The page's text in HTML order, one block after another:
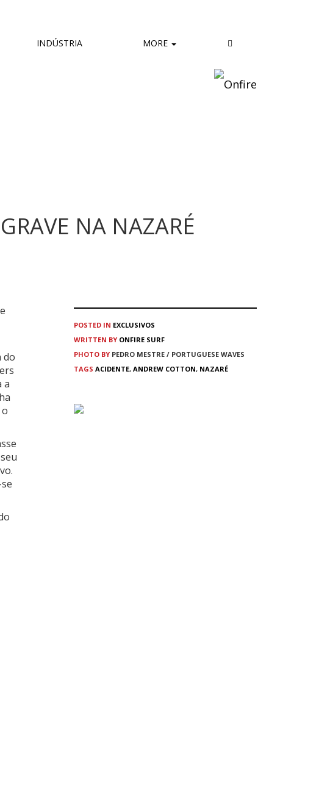
INDÚSTRIA MORE
NA NAZARÉ
do
a
POSTED IN EXCLUSIVOS
WRITTEN BY ONFIRE SURF
PHOTO BY PEDRO MESTRE / PORTUGUESE WAVES
TAGS ACIDENTE, ANDREW COTTON, NAZARÉ